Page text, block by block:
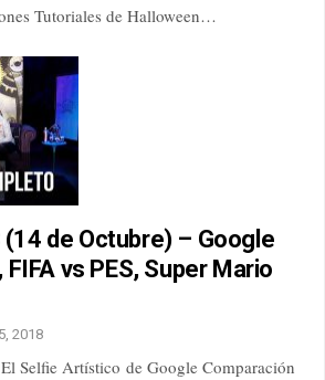
Tutoriales de Halloween…
(14 de Octubre) – Google
vs PES, Super Mario
2018
Selfie Artístico de Google Comparación